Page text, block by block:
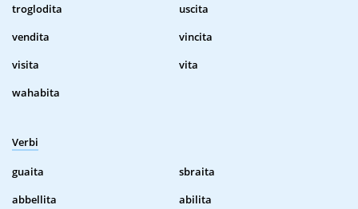
troglodita
uscita
vendita
vincita
visita
vita
wahabita
Verbi
guaita
sbraita
abbellita
abilita